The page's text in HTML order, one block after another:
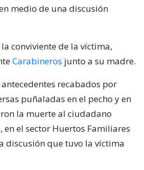
medio de una discusión
conviviente de la víctima,
Carabineros junto a su madre.
recabados por
puñaladas en el pecho y en
la muerte al ciudadano
en el sector Huertos Familiares
discusión que tuvo la víctima